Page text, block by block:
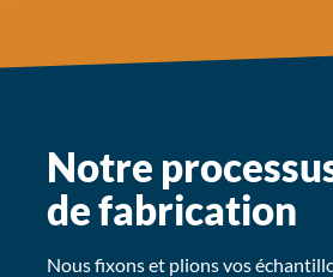
Notre
de fabrication
Nous fixons et plions vos